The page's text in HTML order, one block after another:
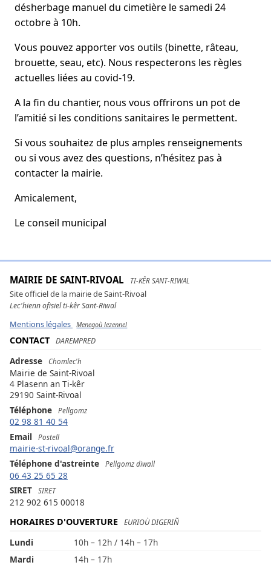
désherbage manuel du cimetière le samedi 24
octobre à 10h.
Vous pouvez apporter vos outils (binette, râteau,
brouette, seau, etc). Nous respecterons les règles
actuelles liées au covid-19.
A la fin du chantier, nous vous offrirons un pot de
l’amitié si les conditions sanitaires le permettent.
Si vous souhaitez de plus amples renseignements
ou si vous avez des questions, n’hésitez pas à
contacter la mairie.
Amicalement,
Le conseil municipal
MAIRIE DE SAINT-RIVOAL TI-KÊR SANT-RIWAL
Site officiel de la mairie de Saint-Rivoal
Lec'hienn ofisiel ti-kêr Sant-Riwal
Mentions légales Menegoù lezennel
CONTACT DAREMPRED
Adresse Chomlec'h
Mairie de Saint-Rivoal
4 Plasenn an Ti-kêr
29190 Saint-Rivoal
Téléphone
Pellgomz
02 98 81 40 54
Email
Postell
mairie-st-rivoal@orange.fr
Téléphone d'astreinte
Pellgomz diwall
06 43 25 65 28
SIRET
SIRET
212 902 615 00018
HORAIRES D'OUVERTURE
EURIOÙ DIGERIÑ
Lundi
10h – 12h / 14h – 17h
Mardi
14h – 17h